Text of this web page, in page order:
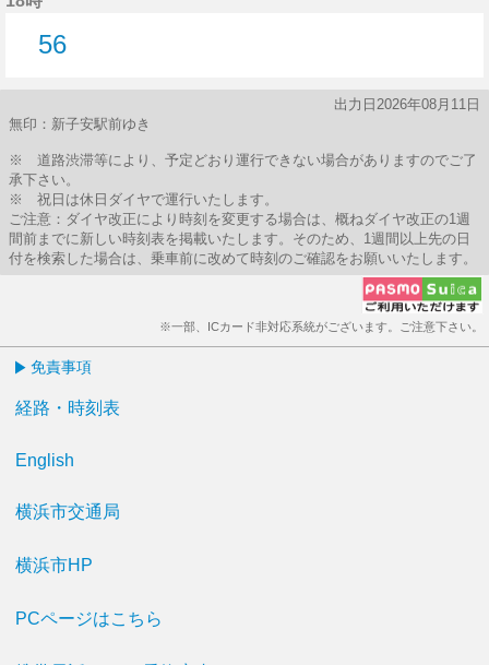
56
出力日2026年08月11日
無印：新子安駅前ゆき
※ 道路渋滞等により、予定どおり運行できない場合がありますのでご了
承下さい。
※ 祝日は休日ダイヤで運行いたします。
ご注意：ダイヤ改正により時刻を変更する場合は、概ねダイヤ改正の1週
間前までに新しい時刻表を掲載いたします。そのため、1週間以上先の日
付を検索した場合は、乗車前に改めて時刻のご確認をお願いいたします。
※一部、ICカード非対応系統がございます。ご注意下さい。
免責事項
経路・時刻表
English
横浜市交通局
横浜市HP
PCページはこちら